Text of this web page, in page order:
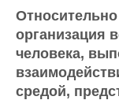
Относительно
организация
человека,
средой,